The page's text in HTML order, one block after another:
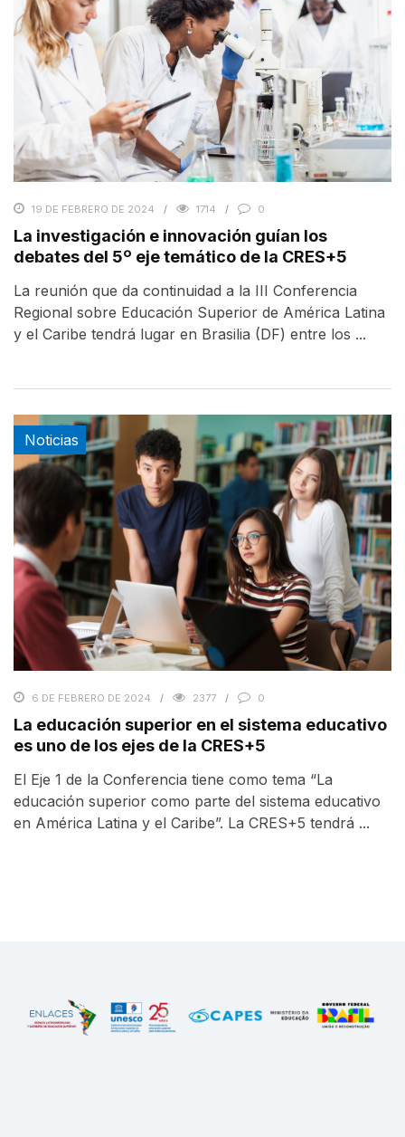
19 DE FEBRERO DE 2024 1714 0
La investigación e innovación guían los
debates del 5º eje temático de la CRES+5
La reunión que da continuidad a la III Conferencia
Regional sobre Educación Superior de América Latina
y el Caribe tendrá lugar en Brasilia (DF) entre los ...
Noticias
6 DE FEBRERO DE 2024 2377 0
La educación superior en el sistema educativo
es uno de los ejes de la CRES+5
El Eje 1 de la Conferencia tiene como tema “La
educación superior como parte del sistema educativo
en América Latina y el Caribe”. La CRES+5 tendrá ...